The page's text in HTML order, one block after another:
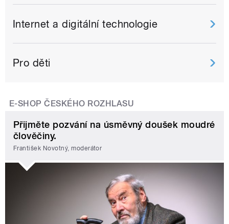
Internet a digitální technologie
Pro děti
E-SHOP ČESKÉHO ROZHLASU
Přijměte pozvání na úsměvný doušek moudré
člověčiny.
František Novotný, moderátor